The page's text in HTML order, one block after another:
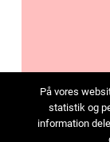
På vores
statistik og
information